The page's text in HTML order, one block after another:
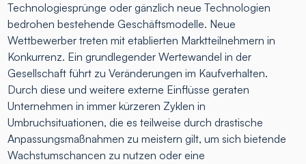
Technologiesprünge oder gänzlich neue Technologien
bedrohen bestehende Geschäftsmodelle. Neue
Wettbewerber treten mit etablierten Marktteilnehmern in
Konkurrenz. Ein grundlegender Wertewandel in der
Gesellschaft führt zu Veränderungen im Kaufverhalten.
Durch diese und weitere externe Einflüsse geraten
Unternehmen in immer kürzeren Zyklen in
Umbruchsituationen, die es teilweise durch drastische
Anpassungsmaßnahmen zu meistern gilt, um sich bietende
Wachstumschancen zu nutzen oder eine